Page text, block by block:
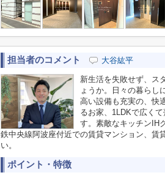
担当者のコメント 大谷紘平
新生活を失敗せず、ス
ょうか。日々の暮らし
高い設備も充実の、快
るお家、1LDKで広く
す。素敵なキッチンIH
鉄中央線阿波座付近での賃貸マンション、賃
い。
ポイント・特徴